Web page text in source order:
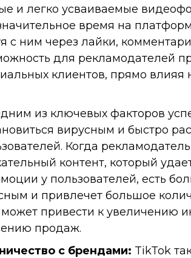
и легко усваиваемые
время на
с ним через лайки,
для рекламодателей
клиентов, прямо
из ключевых факторов
вирусным и быстро
Когда
контент, который
у пользователей, есть
и привлечет большое
может привести к увеличению
продаж.
с брендами: TikTok